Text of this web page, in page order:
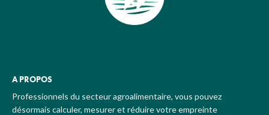
A PROPOS
Professionnels du secteur agroalimentaire, vous pouvez
désormais calculer, mesurer et réduire votre empreinte